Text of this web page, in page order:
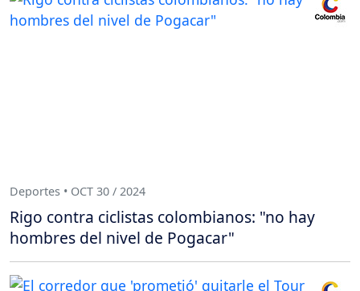
Deportes • OCT 30 / 2024
Rigo contra ciclistas colombianos: "no hay
hombres del nivel de Pogacar"